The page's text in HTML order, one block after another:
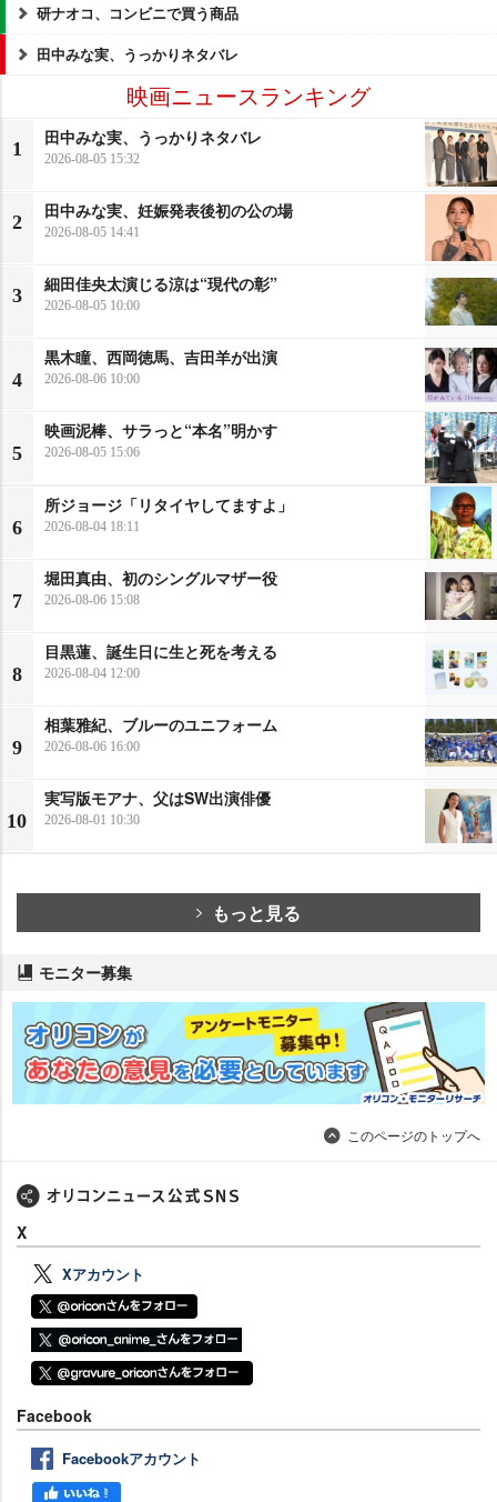
研ナオコ、コンビニで買う商品
田中みな実、うっかりネタバレ
映画ニュースランキング
1
田中みな実、うっかりネタバレ
2026-08-05 15:32
2
田中みな実、妊娠発表後初の公の場
2026-08-05 14:41
3
細田佳央太演じる涼は“現代の彰”
2026-08-05 10:00
4
黒木瞳、西岡徳馬、吉田羊が出演
2026-08-06 10:00
5
映画泥棒、サラっと“本名”明かす
2026-08-05 15:06
6
所ジョージ「リタイヤしてますよ」
2026-08-04 18:11
7
堀田真由、初のシングルマザー役
2026-08-06 15:08
8
目黒蓮、誕生日に生と死を考える
2026-08-04 12:00
9
相葉雅紀、ブルーのユニフォーム
2026-08-06 16:00
10
実写版モアナ、父はSW出演俳優
2026-08-01 10:30
もっと見る
モニター募集
このページのトップへ
X
Xアカウント
Facebook
Facebookアカウント